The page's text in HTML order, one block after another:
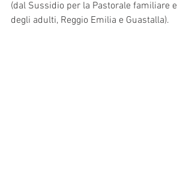
(dal Sussidio per la Pastorale familiare e
degli adulti, Reggio Emilia e Guastalla).